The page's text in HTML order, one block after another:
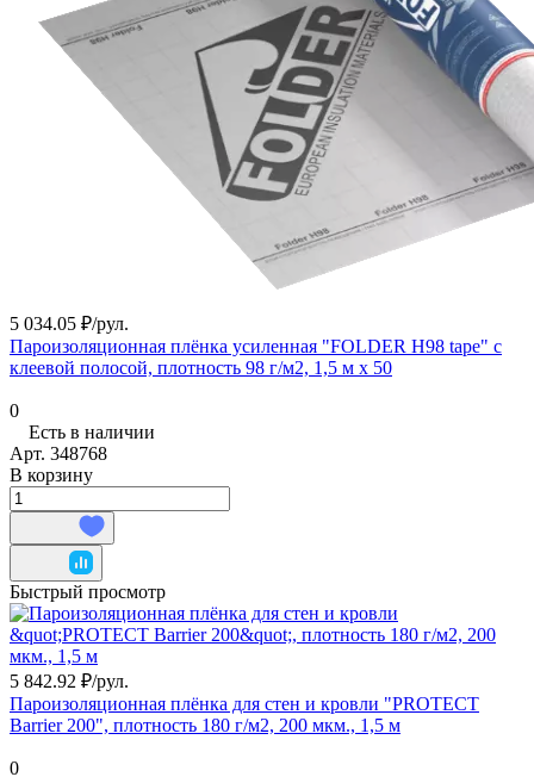
5 034.05 ₽/рул.
Пароизоляционная плёнка усиленная "FOLDER Н98 tape" с
клеевой полосой, плотность 98 г/м2, 1,5 м х 50
0
Есть в наличии
Арт. 348768
В корзину
Быстрый просмотр
5 842.92 ₽/рул.
Пароизоляционная плёнка для стен и кровли "PROTECT
Barrier 200", плотность 180 г/м2, 200 мкм., 1,5 м
0